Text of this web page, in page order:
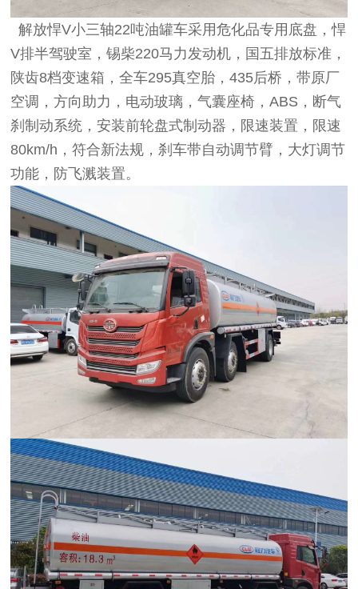
解放悍V小三轴22吨油罐车采用危化品专用底盘，悍
V排半驾驶室，锡柴220马力发动机，国五排放标准，
陕齿8档变速箱，全车295真空胎，435后桥，带原厂
空调，方向助力，电动玻璃，气囊座椅，ABS，断气
刹制动系统，安装前轮盘式制动器，限速装置，限速
80km/h，符合新法规，刹车带自动调节臂，大灯调节
功能，防飞溅装置。